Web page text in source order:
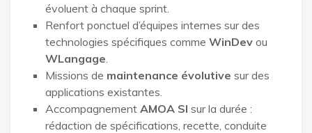
évoluent à chaque sprint.
Renfort ponctuel d’équipes internes sur des
technologies spécifiques comme WinDev ou
WLangage
Missions de maintenance évolutive sur des
applications existantes.
Accompagnement AMOA SI sur la durée :
rédaction de spécifications, recette, conduite